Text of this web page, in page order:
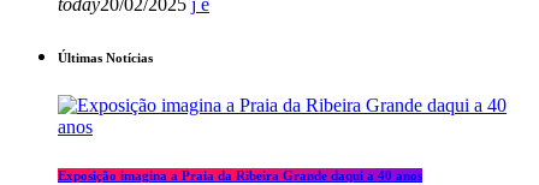
today20/02/2025
Últimas Notícias
Exposição imagina a Praia da Ribeira Grande daqui a 40 anos